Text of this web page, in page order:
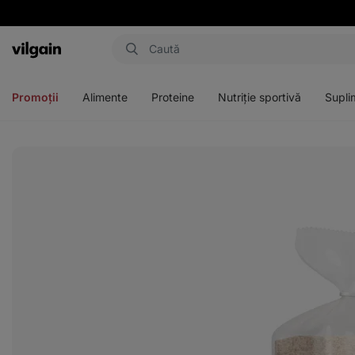
Aktin
Promoții Alimente Proteine Nutriție sportivă